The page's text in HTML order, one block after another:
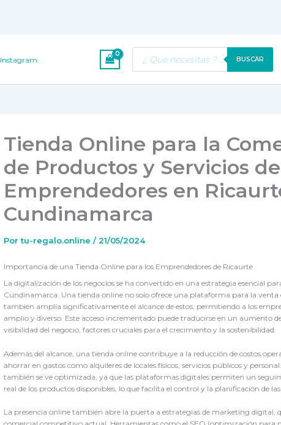
Instagram BUSCAR
Tienda Online para la
de Productos y Servicios de
Emprendedores en
Cundinamarca
Portu-regalo.online /21/05/2024
Importancia de una Tienda Online para los Emprendedores de Ricaurte
La digitalización de los negocios se ha convertido en una estrategia esencial
Cundinamarca. Una tienda online no solo ofrece una plataforma para la venta
también amplía significativamente el alcance de estos, permitiendo a los
amplio y diverso. Este acceso incrementado puede traducirse en un aumento
visibilidad del negocio, factores cruciales para el crecimiento y la sostenibilidad.
Además del alcance, una tienda online contribuye a la reducción de costos
ahorrar en gastos como alquileres de locales físicos, servicios públicos y
también se ve optimizada, ya que las plataformas digitales permiten un
real de los productos disponibles, lo que facilita el control y la planificación de las
La presencia online también abre la puerta a estrategias de marketing digital,